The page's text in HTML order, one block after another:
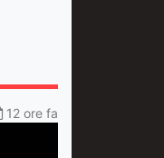
12 ore fa